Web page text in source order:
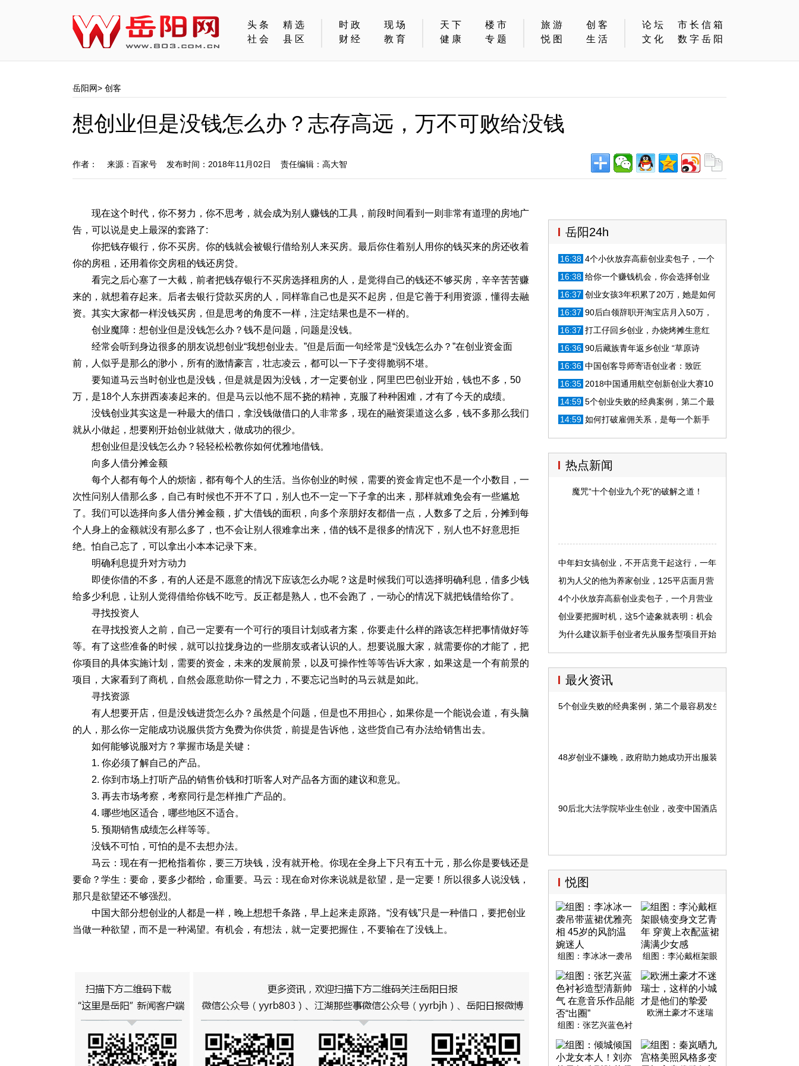
头条
精选
社会
县区
时政
现场
财经
教育
天下
楼市
健康
专题
旅游
创客
悦图
生活
论坛
市长信箱
文化
数字岳阳
岳阳网> 创客
想创业但是没钱怎么办？志存高远，万不可败给没钱
作者： 来源：百家号 发布时间：2018年11月02日 责任编辑：高大智
现在这个时代，你不努力，你不思考，就会成为别人赚钱的工具，前段时间看到一则非常有道理的房地广
告，可以说是史上最深的套路了:
你把钱存银行，你不买房。你的钱就会被银行借给别人来买房。最后你住着别人用你的钱买来的房还收着
你的房租，还用着你交房租的钱还房贷。
看完之后心塞了一大截，前者把钱存银行不买房选择租房的人，是觉得自己的钱还不够买房，辛辛苦苦赚
来的，就想着存起来。后者去银行贷款买房的人，同样靠自己也是买不起房，但是它善于利用资源，懂得去融
资。其实大家都一样没钱买房，但是思考的角度不一样，注定结果也是不一样的。
创业魔障：想创业但是没钱怎么办？钱不是问题，问题是没钱。
经常会听到身边很多的朋友说想创业“我想创业去。”但是后面一句经常是“没钱怎么办？”在创业资金面
前，人似乎是那么的渺小，所有的激情豪言，壮志凌云，都可以一下子变得脆弱不堪。
要知道马云当时创业也是没钱，但是就是因为没钱，才一定要创业，阿里巴巴创业开始，钱也不多，50
万，是18个人东拼西凑凑起来的。但是马云以他不屈不挠的精神，克服了种种困难，才有了今天的成绩。
没钱创业其实这是一种最大的借口，拿没钱做借口的人非常多，现在的融资渠道这么多，钱不多那么我们
就从小做起，想要刚开始创业就做大，做成功的很少。
想创业但是没钱怎么办？轻轻松松教你如何优雅地借钱。
向多人借分摊金额
每个人都有每个人的烦恼，都有每个人的生活。当你创业的时候，需要的资金肯定也不是一个小数目，一
次性问别人借那么多，自己有时候也不开不了口，别人也不一定一下子拿的出来，那样就难免会有一些尴尬
了。我们可以选择向多人借分摊金额，扩大借钱的面积，向多个亲朋好友都借一点，人数多了之后，分摊到每
个人身上的金额就没有那么多了，也不会让别人很难拿出来，借的钱不是很多的情况下，别人也不好意思拒
绝。怕自己忘了，可以拿出小本本记录下来。
明确利息提升对方动力
即使你借的不多，有的人还是不愿意的情况下应该怎么办呢？这是时候我们可以选择明确利息，借多少钱
给多少利息，让别人觉得借给你钱不吃亏。反正都是熟人，也不会跑了，一动心的情况下就把钱借给你了。
寻找投资人
在寻找投资人之前，自己一定要有一个可行的项目计划或者方案，你要走什么样的路该怎样把事情做好等
等。有了这些准备的时候，就可以拉拢身边的一些朋友或者认识的人。想要说服大家，就需要你的才能了，把
你项目的具体实施计划，需要的资金，未来的发展前景，以及可操作性等等告诉大家，如果这是一个有前景的
项目，大家看到了商机，自然会愿意助你一臂之力，不要忘记当时的马云就是如此。
寻找资源
有人想要开店，但是没钱进货怎么办？虽然是个问题，但是也不用担心，如果你是一个能说会道，有头脑
的人，那么你一定能成功说服供货方免费为你供货，前提是告诉他，这些货自己有办法给销售出去。
如何能够说服对方？掌握市场是关键：
1. 你必须了解自己的产品。
2. 你到市场上打听产品的销售价钱和打听客人对产品各方面的建议和意见。
3. 再去市场考察，考察同行是怎样推广产品的。
4. 哪些地区适合，哪些地区不适合。
5. 预期销售成绩怎么样等等。
没钱不可怕，可怕的是不去想办法。
马云：现在有一把枪指着你，要三万块钱，没有就开枪。你现在全身上下只有五十元，那么你是要钱还是
要命？学生：要命，要多少都给，命重要。马云：现在命对你来说就是欲望，是一定要！所以很多人说没钱，
那只是欲望还不够强烈。
中国大部分想创业的人都是一样，晚上想想千条路，早上起来走原路。“没有钱”只是一种借口，要把创业
当做一种欲望，而不是一种渴望。有机会，有想法，就一定要把握住，不要输在了没钱上。
岳阳24h
16:38 4个小伙放弃高薪创业卖包子，一个
月营业额达5万元
16:38 给你一个赚钱机会，你会选择创业
吗？
16:37 创业女孩3年积累了20万，她是如何
做的？
16:37 90后白领辞职开淘宝店月入50万，
只为不忘初心
16:37 打工仔回乡创业，办烧烤摊生意红
红火火
16:36 90后藏族青年返乡创业 “草原诗
人”驰骋草原，生意创作两不误
16:36 中国创客导师寄语创业者：致匠
心，敬创新
16:35 2018中国通用航空创新创业大赛10
强诞生
14:59 5个创业失败的经典案例，第二个最
容易发生，你失败在哪一点上？
14:59 如何打破雇佣关系，是每一个新手
创业者该思考的问题
热点新闻
魔咒“十个创业九个死”的破解之道！
中年妇女搞创业，不开店竟干起这行，一年
进账200万
初为人父的他为养家创业，125平店面月营
业额40万
4个小伙放弃高薪创业卖包子，一个月营业
额达5万元
创业要把握时机，这5个迹象就表明：机会
来了
为什么建议新手创业者先从服务型项目开始
自己的创业之路？
最火资讯
5个创业失败的经典案例，第二个最容易发生，你失败在哪一点上
48岁创业不嫌晚，政府助力她成功开出服装店
90后北大法学院毕业生创业，改变中国酒店业格局，月入千万
悦图
组图：李冰冰一袭吊
的风韵温婉迷人
组图：李沁戴框架眼
上衣配蓝裙满满少女
感
组图：张艺兴蓝色衬
音乐作品能否“出圈”
欧洲土豪才不迷瑞